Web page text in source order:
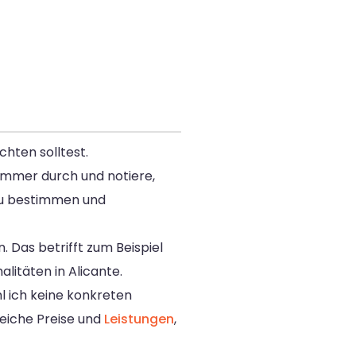
solltest.
durch und notiere,
bestimmen und
Das betrifft zum Beispiel
in Alicante.
ich keine konkreten
Preise und Leistungen,